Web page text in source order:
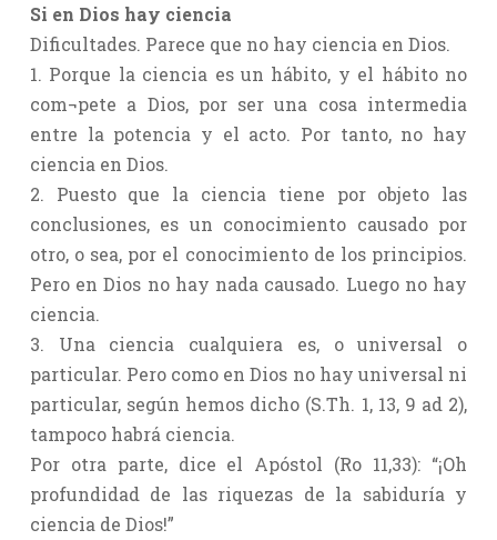
Si en Dios hay ciencia
Dificultades. Parece que no hay ciencia en Dios.
1. Porque la ciencia es un hábito, y el hábito no
com¬pete a Dios, por ser una cosa intermedia
entre la potencia y el acto. Por tanto, no hay
ciencia en Dios.
2. Puesto que la ciencia tiene por objeto las
conclusiones, es un conocimiento causado por
otro, o sea, por el conocimiento de los principios.
Pero en Dios no hay nada causado. Luego no hay
ciencia.
3. Una ciencia cualquiera es, o universal o
particular. Pero como en Dios no hay universal ni
particular, según hemos dicho (S.Th. 1, 13, 9 ad 2),
tampoco habrá ciencia.
Por otra parte, dice el Apóstol (Ro 11,33): “¡Oh
profundidad de las riquezas de la sabiduría y
ciencia de Dios!”